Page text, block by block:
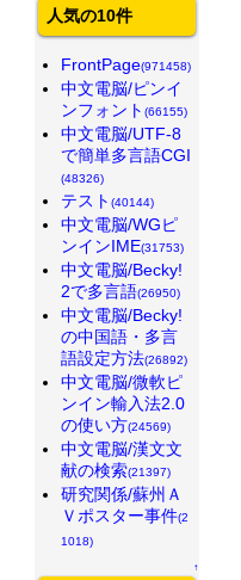
人気の10件
FrontPage(971458)
中文電脳/ピンイ
ンフォント (66155)
中文電脳/UTF-8
で簡単多言語CGI
(48326)
テスト (40144)
中文電脳/WGピ
ンインIME(31753)
中文電脳/Becky!
2で多言語(26950)
中文電脳/Becky!
の中国語・多言
語設定方法(26892)
中文電脳/微軟ピ
ンイン輸入法2.0
の使い方(24569)
中文電脳/漢文文
献の検索(21397)
研究関係/蘇州Ａ
Ｖポスター事件(2
1018)
↑